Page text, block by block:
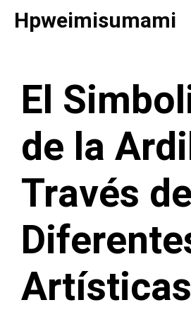
SaltarHpweimisumami
El
de la
Través de
Artísticas